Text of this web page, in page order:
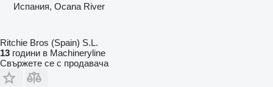
Испания, Ocana River
Ritchie Bros (Spain) S.L.
13 години в Machineryline
Свържете се с продавача